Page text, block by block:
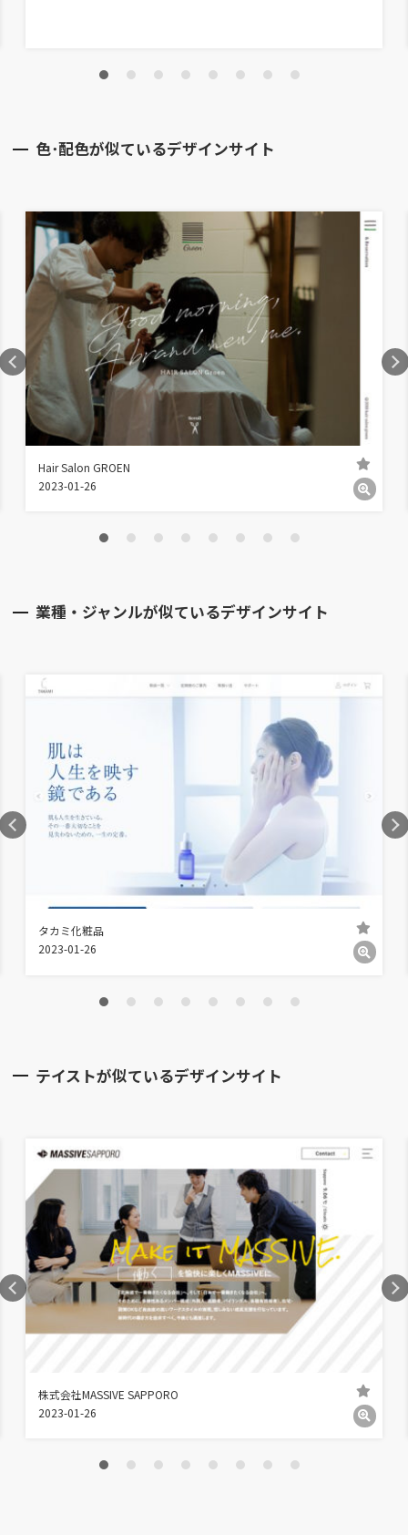
色･配色が似ているデザインサイト
Hair Salon GROEN
2023-01-26
業種・ジャンルが似ているデザインサイト
タカミ化粧品
2023-01-26
テイストが似ているデザインサイト
株式会社MASSIVE SAPPORO
2023-01-26